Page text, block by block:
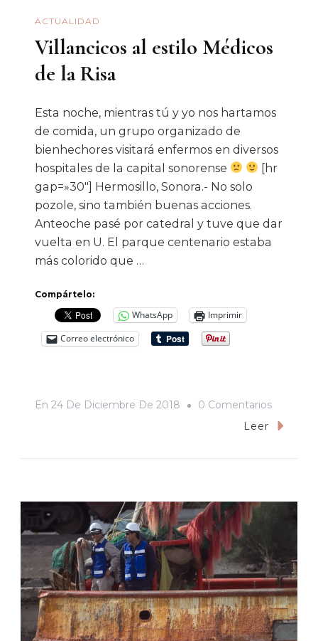
ACTUALIDAD
Villancicos al estilo Médicos
de la Risa
Esta noche, mientras tú y yo nos hartamos
de comida, un grupo organizado de
bienhechores visitará enfermos en diversos
hospitales de la capital sonorense
[hr
gap=»30″] Hermosillo, Sonora.- No solo
pozole, sino también buenas acciones.
Anteoche pasé por catedral y tuve que dar
vuelta en U. El parque centenario estaba
más colorido que …
Compártelo:
WhatsApp
Imprimir
Correo electrónico
En 24 De Diciembre De 2018 0 ComentariosEn
Leer